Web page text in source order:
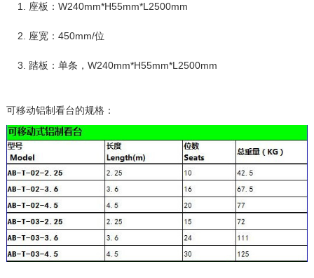
1. 座板：W240mm*H55mm*L2500mm
2. 座宽：450mm/位
3. 踏板：单条，W240mm*H55mm*L2500mm
可移动铝制看台的规格：